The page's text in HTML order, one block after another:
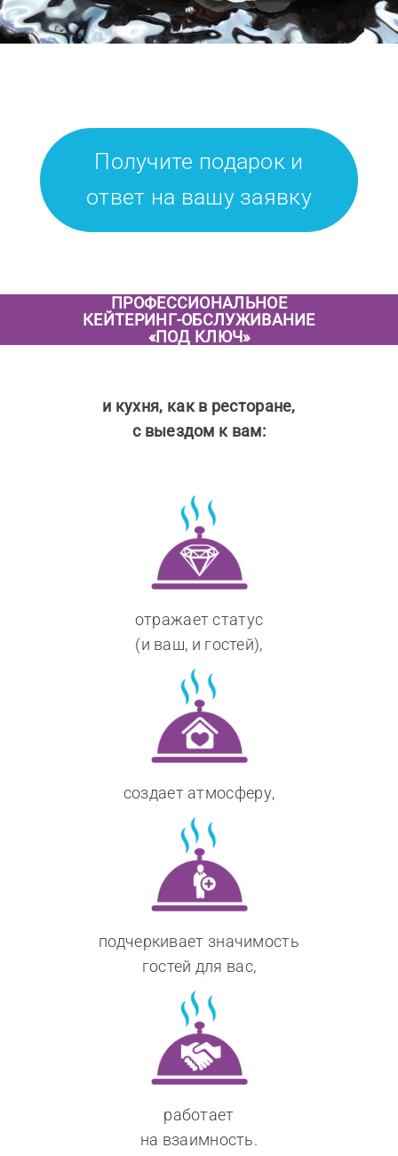
Получите подарок и
ответ на вашу заявку
ПРОФЕССИОНАЛЬНОЕ
КЕЙТЕРИНГ-ОБСЛУЖИВАНИЕ
«ПОД КЛЮЧ»
и кухня, как в ресторане,
с выездом к вам:
отражает статус
(и ваш, и гостей),
создает атмосферу,
подчеркивает значимость
гостей для вас,
работает
на взаимность.